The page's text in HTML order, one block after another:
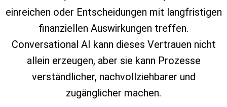
einreichen oder Entscheidungen mit langfristigen
finanziellen Auswirkungen treffen.
Conversational AI kann dieses Vertrauen nicht
allein erzeugen, aber sie kann Prozesse
verständlicher, nachvollziehbarer und
zugänglicher machen.